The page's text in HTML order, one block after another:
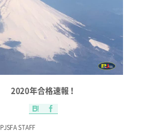
2020年合格速報！
PJSFA STAFF